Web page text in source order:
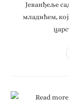
Јеванђеље
младићем,